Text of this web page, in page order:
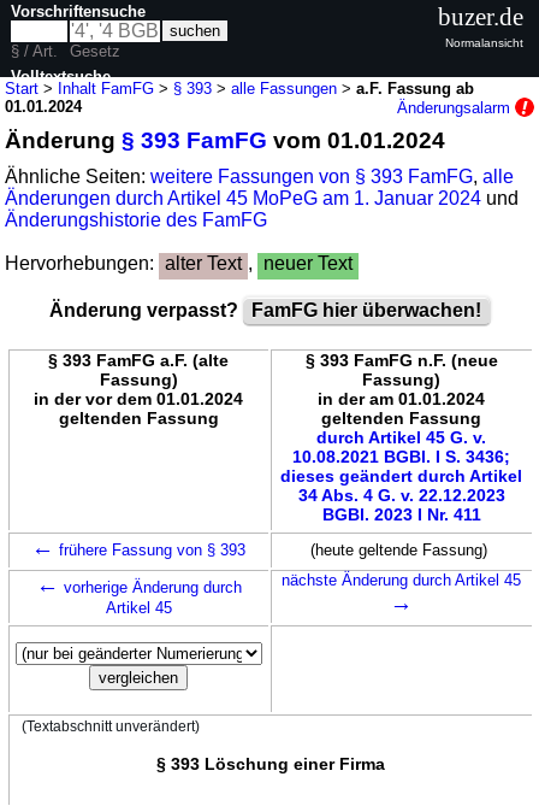
Start > Inhalt FamFG > § 393 >alle Fassungen >a.F. Fassung ab
01.01.2024
Änderungsalarm
Änderung§ 393 FamFG vom 01.01.2024
Ähnliche Seiten:weitere Fassungen von § 393 FamFG,alle
Änderungen durch Artikel 45 MoPeG am 1. Januar 2024 und
Änderungshistorie des FamFG
Hervorhebungen: alter Text , neuer Text
Änderung verpasst? FamFG hier überwachen!
§ 393 FamFG a.F. (alte
Fassung)
in der vor dem 01.01.2024
geltenden Fassung
§ 393 FamFG n.F. (neue
Fassung)
in der am 01.01.2024
geltenden Fassung
durch Artikel 45 G. v.
10.08.2021 BGBl. I S. 3436;
dieses geändert durch Artikel
34 Abs. 4 G. v. 22.12.2023
BGBl. 2023 I Nr. 411
← frühere Fassung von § 393 (heute geltende Fassung)
← vorherige Änderung durch
Artikel 45
nächste Änderung durch Artikel 45
→
(Textabschnitt unverändert)
§ 393 Löschung einer Firma
Vorschriftensuche
§ / Art.
Gesetz
Volltextsuche
buzer.de
Normalansicht